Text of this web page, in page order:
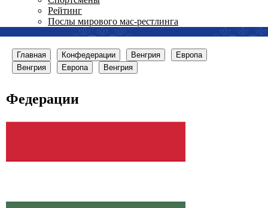
Рейтинг
Послы мирового мас-рестлинга
Главная Конфедерации Венгрия
Европа
Венгрия
Европа Венгрия
Федерации